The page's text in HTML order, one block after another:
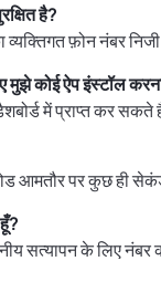
है?
फ़ोन नंबर
कोई ऐप इंस्टॉल करना
में प्राप्त कर सकते
आमतौर पर कुछ ही सेकंड
सत्यापन के लिए